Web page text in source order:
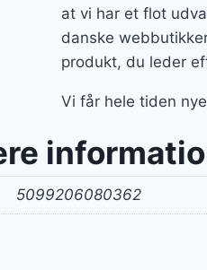
at vi har et flot
danske
produkt, du leder
Vi får hele tiden
5099206080362